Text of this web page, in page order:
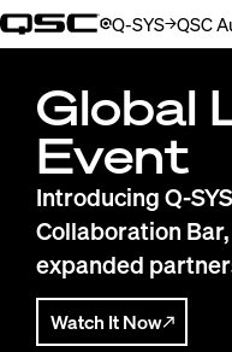
Q-SYS
(Öffnet sich in
QSC
(Öffnet
QSC
Global
Event
Introducing Q-
Collaboration
expanded
Watch It Now
(Opens in new